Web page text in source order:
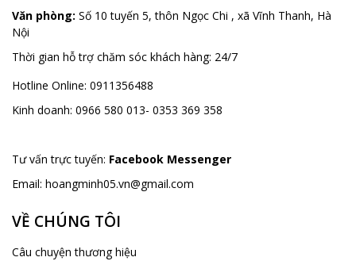
Văn phòng: Số 10 tuyến 5, thôn Ngọc Chi , xã Vĩnh Thanh, Hà
Nội
Thời gian hỗ trợ chăm sóc khách hàng: 24/7
Hotline Online: 0911356488
Kinh doanh: 0966 580 013- 0353 369 358
Tư vấn trực tuyến: Facebook Messenger
Email: hoangminh05.vn@gmail.com
VỀ CHÚNG TÔI
Câu chuyện thương hiệu